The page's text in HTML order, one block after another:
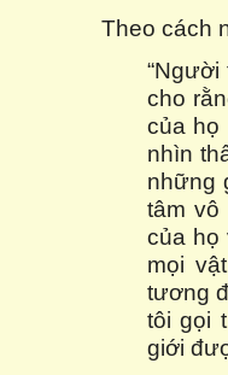
Theo cách
cho
của họ
nhìn
những
tâm vô
của họ
mọi
tương
tôi gọi
giới